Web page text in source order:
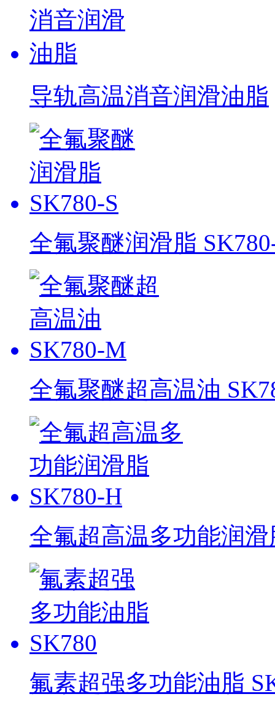
导轨高温消音润滑油脂
全氟聚醚润滑脂
全氟聚醚超高温油
全氟超高温多功能润滑
氟素超强多功能油脂